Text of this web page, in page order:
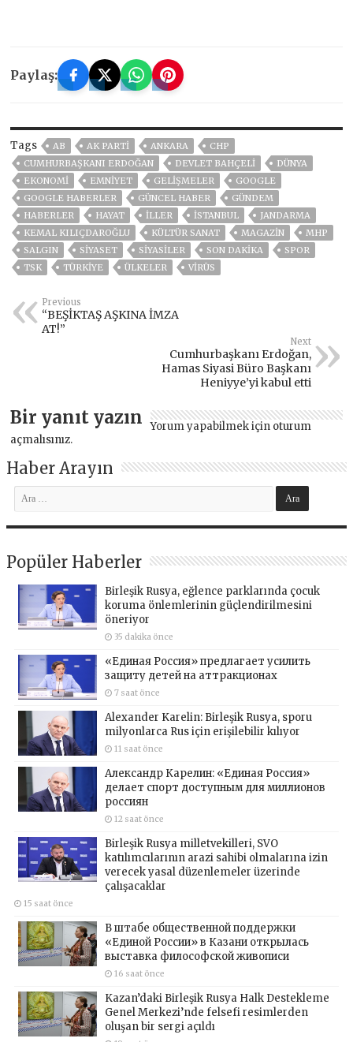
Paylaş:
Tags AB AK PARTİ ANKARA
CHP
CUMHURBAŞKANI ERDOĞAN
DEVLET BAHÇELİ
DÜNYA
EKONOMİ
EMNİYET GELIŞMELER
GOOGLE
GOOGLE HABERLER
GÜNCEL HABER
GÜNDEM
HABERLER
HAYAT İLLER ISTANBUL
JANDARMA
KEMAL KILIÇDAROĞLU
KÜLTÜR SANAT MAGAZİN
MHP
SALGIN
SİYASET SİYASİLER SON DAKIKA
SPOR
TSK
TÜRKİYE ÜLKELER VIRÜS
Previous
“BEŞİKTAŞ AŞKINA İMZA
AT!”
Next
Cumhurbaşkanı Erdoğan,
Hamas Siyasi Büro Başkanı
Heniyye’yi kabul etti
Bir yanıt yazın Yorum yapabilmek için oturum
açmalısınız.
Haber Arayın
Popüler Haberler
Birleşik Rusya, eğlence parklarında çocuk
koruma önlemlerinin güçlendirilmesini
öneriyor
35 dakika önce
«Единая Россия» предлагает усилить
защиту детей на аттракционах
7 saat önce
Alexander Karelin: Birleşik Rusya, sporu
milyonlarca Rus için erişilebilir kılıyor
11 saat önce
Александр Карелин: «Единая Россия»
делает спорт доступным для миллионов
россиян
12 saat önce
Birleşik Rusya milletvekilleri, SVO
katılımcılarının arazi sahibi olmalarına izin
verecek yasal düzenlemeler üzerinde
çalışacaklar
15 saat önce
В штабе общественной поддержки
«Единой России» в Казани открылась
выставка философской живописи
16 saat önce
Kazan’daki Birleşik Rusya Halk Destekleme
Genel Merkezi’nde felsefi resimlerden
oluşan bir sergi açıldı